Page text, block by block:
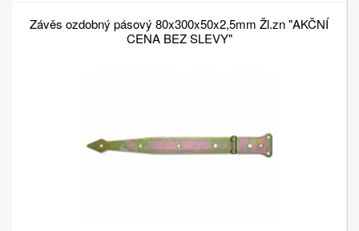
Závěs ozdobný pásový 80x300x50x2,5mm Žl.zn "AKČNÍ
CENA BEZ SLEVY"